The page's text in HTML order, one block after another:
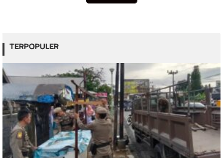
TERPOPULER